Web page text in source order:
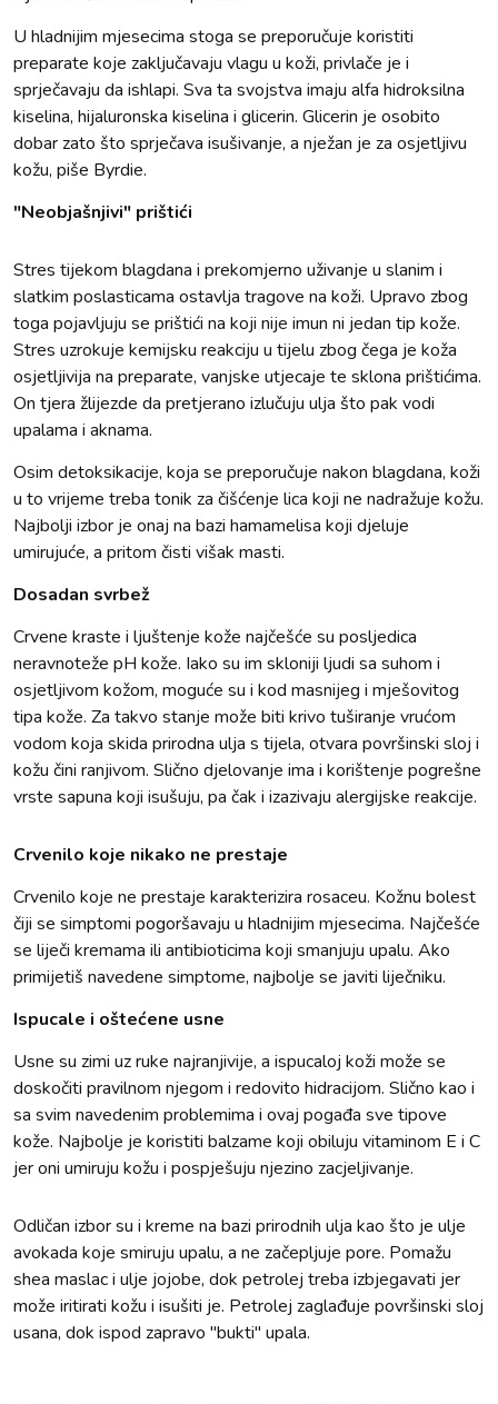
U hladnijim mjesecima stoga se preporučuje koristiti
preparate koje zaključavaju vlagu u koži, privlače je i
sprječavaju da ishlapi. Sva ta svojstva imaju alfa hidroksilna
kiselina, hijaluronska kiselina i glicerin. Glicerin je osobito
dobar zato što sprječava isušivanje, a nježan je za osjetljivu
kožu, piše Byrdie.
"Neobjašnjivi" prištići
Stres tijekom blagdana i prekomjerno uživanje u slanim i
slatkim poslasticama ostavlja tragove na koži. Upravo zbog
toga pojavljuju se prištići na koji nije imun ni jedan tip kože.
Stres uzrokuje kemijsku reakciju u tijelu zbog čega je koža
osjetljivija na preparate, vanjske utjecaje te sklona prištićima.
On tjera žlijezde da pretjerano izlučuju ulja što pak vodi
upalama i aknama.
Osim detoksikacije, koja se preporučuje nakon blagdana, koži
u to vrijeme treba tonik za čišćenje lica koji ne nadražuje kožu.
Najbolji izbor je onaj na bazi hamamelisa koji djeluje
umirujuće, a pritom čisti višak masti.
Dosadan svrbež
Crvene kraste i ljuštenje kože najčešće su posljedica
neravnoteže pH kože. Iako su im skloniji ljudi sa suhom i
osjetljivom kožom, moguće su i kod masnijeg i mješovitog
tipa kože. Za takvo stanje može biti krivo tuširanje vrućom
vodom koja skida prirodna ulja s tijela, otvara površinski sloj i
kožu čini ranjivom. Slično djelovanje ima i korištenje pogrešne
vrste sapuna koji isušuju, pa čak i izazivaju alergijske reakcije.
Crvenilo koje nikako ne prestaje
Crvenilo koje ne prestaje karakterizira rosaceu. Kožnu bolest
čiji se simptomi pogoršavaju u hladnijim mjesecima. Najčešće
se liječi kremama ili antibioticima koji smanjuju upalu. Ako
primijetiš navedene simptome, najbolje se javiti liječniku.
Ispucale i oštećene usne
Usne su zimi uz ruke najranjivije, a ispucaloj koži može se
doskočiti pravilnom njegom i redovito hidracijom. Slično kao i
sa svim navedenim problemima i ovaj pogađa sve tipove
kože. Najbolje je koristiti balzame koji obiluju vitaminom E i C
jer oni umiruju kožu i pospješuju njezino zacjeljivanje.
Odličan izbor su i kreme na bazi prirodnih ulja kao što je ulje
avokada koje smiruju upalu, a ne začepljuje pore. Pomažu
shea maslac i ulje jojobe, dok petrolej treba izbjegavati jer
može iritirati kožu i isušiti je. Petrolej zaglađuje površinski sloj
usana, dok ispod zapravo "bukti" upala.